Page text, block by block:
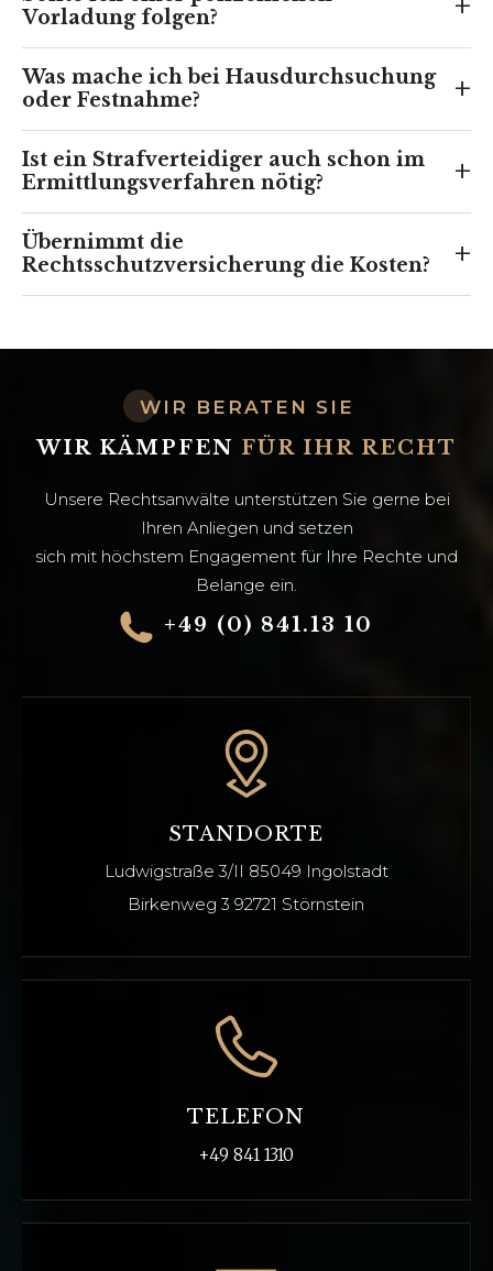
Vorladung folgen?
Was mache ich bei Hausdurchsuchung
oder Festnahme?
+
Ist ein Strafverteidiger auch schon im
Ermittlungsverfahren nötig?
+
Übernimmt die
Rechtsschutzversicherung die Kosten?
+
WIR BERATEN SIE
WIR KÄMPFEN FÜR IHR RECHT
Unsere Rechtsanwälte unterstützen Sie gerne bei
Ihren Anliegen und setzen
sich mit höchstem Engagement für Ihre Rechte und
Belange ein.
+49 (0) 841.13 10
STANDORTE
Ludwigstraße 3/II 85049 Ingolstadt
Birkenweg 3 92721 Störnstein
TELEFON
+49 841 1310